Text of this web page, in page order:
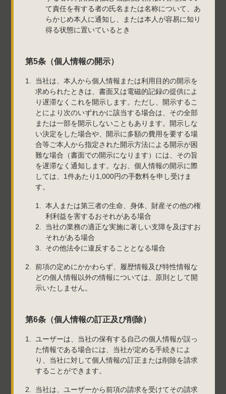
て責任を有する者の氏名または名称について、あ
らかじめ本人に通知し、または本人が容易に知り
得る状態に置いているとき
第5条（個人情報の開示）
当社は、本人から個人情報または利用目的の開示を
求められたときは、書面又は電磁的記録の提供によ
り遅滞なくこれを開示します。ただし、開示するこ
とにより次のいずれかに該当する場合は、その全部
または一部を開示しないこともあります。開示しな
い決定をした場合や、開示に多額の費用を要する場
合等ご本人から指定された開示方法による開示が困
難な場合（書面での開示になります）には、その旨
を遅滞なく通知します。なお、個人情報の開示に際
しては、1件あたり1,000円の手数料を申し受けま
す。
本人または第三者の生命、身体、財産その他の権
利利益を害するおそれがある場合
当社の業務の適正な実施に著しい支障を及ぼすお
それがある場合
その他法令に違反することとなる場合
前項の定めにかかわらず、履歴情報及び特性情報な
どの個人情報以外の情報については、原則として開
示いたしません。
第6条（個人情報の訂正及び削除）
ユーザーは、当社の保有する自己の個人情報が誤っ
た情報である場合には、当社が定める手続きによ
り、当社に対して個人情報の訂正または削除を請求
することができます。
当社は、ユーザーから前項の請求を受けてその請求